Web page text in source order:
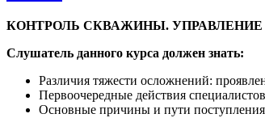
КОНТРОЛЬ СКВАЖИНЫ.
Слушатель данного курса должен знать:
Различия тяжести осложнений:
Первоочередные действия
Основные причины и пути